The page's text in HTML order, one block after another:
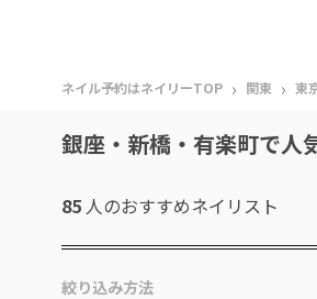
ネイル予約はネイリーTOP › 関東 › 東
銀座・新橋・有楽町で人
85 人のおすすめネイリスト
絞り込み方法